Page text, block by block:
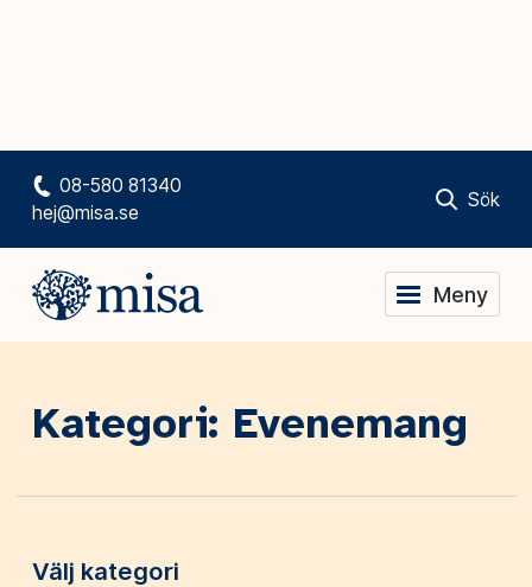
08-580 81340
hej@misa.se
Sök
Meny
Kategori: Evenemang
Välj kategori